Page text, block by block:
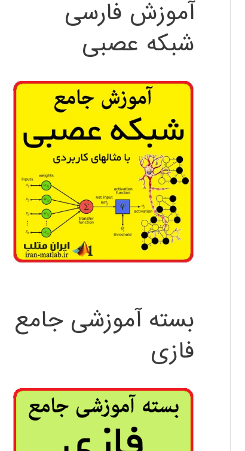
آموزش فارسی
شبکه عصبی
بسته آموزشی جامع
فازی